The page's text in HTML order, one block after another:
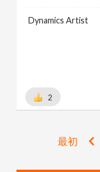
Dynamics Artist
2
最初